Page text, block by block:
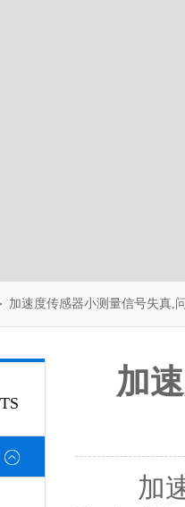
加速度传感器小测量信号失真,
加
加速